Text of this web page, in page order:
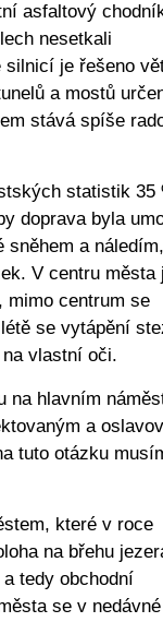
asfaltový
nesetkali
je řešeno
a mostů
stává spíše
statistik 35
doprava byla
a
V centru města
centrum se
se vytápění
vlastní oči.
na hlavním
a
tuto otázku
které v roce
na břehu
tedy obchodní
se v